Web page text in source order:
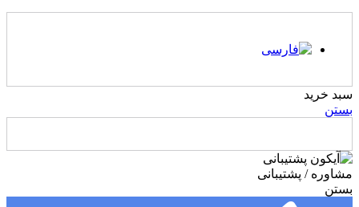
سبد خرید
بستن
مشاوره / پشتیبانی
بستن